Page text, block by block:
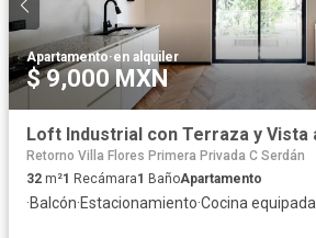
Apartamento·en alquiler
$ 9,000 MXN
Retorno Villa Flores Primera Privada C Serdán
32 m²1 Recámara1 BañoApartamento
·Balcón·Estacionamiento·Cocina equipada